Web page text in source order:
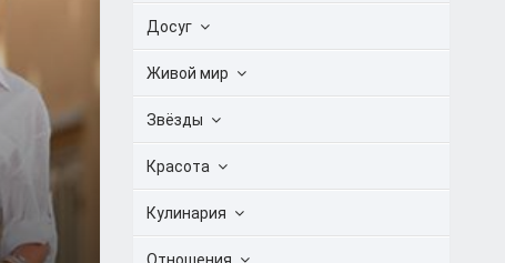
Досуг
Живой мир
Звёзды
Красота
Кулинария